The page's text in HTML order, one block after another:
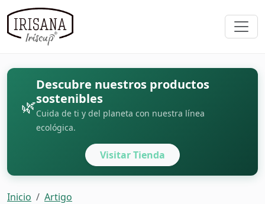
🌿
Descubre nuestros productos
sostenibles
Cuida de ti y del planeta con nuestra línea
ecológica.
Visitar Tienda
Inicio
Artigo